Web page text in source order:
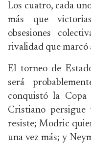
Los cuatro, cada
más que
obsesiones
rivalidad que marcó
El torneo de
será
conquistó la
Cristiano
resiste; Modric
una vez más; y